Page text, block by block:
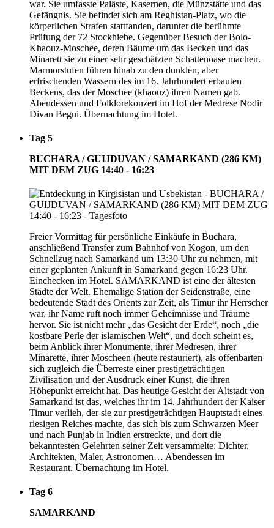
war. Sie umfasste Paläste, Kasernen, die Münzstätte und das
Gefängnis. Sie befindet sich am Reghistan-Platz, wo die
körperlichen Strafen stattfanden, darunter die berühmte
Prüfung der 72 Stockhiebe. Gegenüber Besuch der Bolo-
Khaouz-Moschee, deren Bäume um das Becken und das
Minarett sie zu einer sehr geschätzten Schattenoase machen.
Marmorstufen führen hinab zu den dunklen, aber
erfrischenden Wassern des im 16. Jahrhundert erbauten
Beckens, das der Moschee (khaouz) ihren Namen gab.
Abendessen und Folklorekonzert im Hof der Medrese Nodir
Divan Begui. Übernachtung im Hotel.
Tag 5
BUCHARA / GUIJDUVAN / SAMARKAND (286 KM)
MIT DEM ZUG 14:40 - 16:23
Freier Vormittag für persönliche Einkäufe in Buchara,
anschließend Transfer zum Bahnhof von Kogon, um den
Schnellzug nach Samarkand um 13:30 Uhr zu nehmen, mit
einer geplanten Ankunft in Samarkand gegen 16:23 Uhr.
Einchecken im Hotel. SAMARKAND ist eine der ältesten
Städte der Welt. Ehemalige Station der Seidenstraße, eine
bedeutende Stadt des Orients zur Zeit, als Timur ihr Herrscher
war, ihr Name ruft noch immer Geheimnisse und Träume
hervor. Sie ist nicht mehr „das Gesicht der Erde“, noch „die
kostbare Perle der islamischen Welt“, und doch scheint es,
beim Anblick ihrer Monumente, ihrer Medresen, ihrer
Minarette, ihrer Moscheen (heute restauriert), als offenbarten
sich zugleich die Überreste einer prestigeträchtigen
Zivilisation und der Ausdruck einer Kunst, die ihren
Höhepunkt erreicht hat. Das heutige Gesicht der Altstadt von
Samarkand ist das, welches ihr im 14. Jahrhundert der Kaiser
Timur verlieh, der sie zur prestigeträchtigen Hauptstadt eines
riesigen Reiches machte, das sich bis zum Schwarzen Meer
und nach Punjab in Indien erstreckte, und dort die
bekanntesten Gelehrten seiner Zeit versammelte: Dichter,
Architekten, Maler, Astronomen… Abendessen im
Restaurant. Übernachtung im Hotel.
Tag 6
SAMARKAND